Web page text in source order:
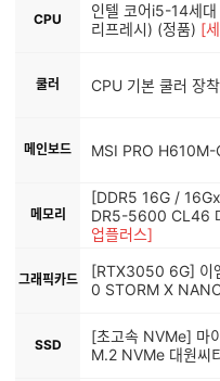
CPU
인텔 코어i5-14세
리프레시) (정품) [
쿨러 CPU 기본 쿨러 장
메인보드 MSI PRO H610M-
메모리
[DDR5 16G /
DR5-5600 CL46
업플러스]
그래픽카드
[RTX3050 6G] 이
0 STORM X
SSD
[초고속 NVMe] 마
M.2 NVMe 대원씨